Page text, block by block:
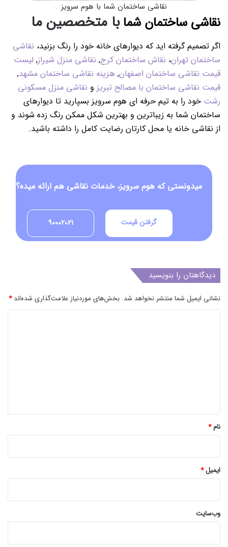
نقاشی ساختمان شما با هوم سرویز
نقاشی ساختمان شمابا متخصصین ما
اگر تصمیم گرفته اید که دیوارهای خانه خود را رنگ بزنید، نقاشی
ساختمان تهران، نقاش ساختمان کرج, نقاشی منزل شیراز, لیست
قیمت نقاشی ساختمان اصفهان, هزینه نقاشی ساختمان مشهد,
قیمت نقاشی ساختمان با مصالح تبریز و نقاشی منزل مسکونی
رشت خود را به تیم حرفه ای هوم سرویز بسپارید تا دیوارهای
ساختمان شما به زیباترین و بهترین شکل ممکن رنگ زده شوند و
از نقاشی خانه یا محل کارتان رضایت کامل را داشته باشید.
میدونستی که هوم سرویز، خدمات نقاشی هم ارائه میده؟
90002021 گرفتن قیمت
دیدگاهتان را بنویسید
نشانی ایمیل شما منتشر نخواهد شد. بخش‌های موردنیاز علامت‌گذاری شده‌اند*
نام*
ایمیل*
وب‌سایت